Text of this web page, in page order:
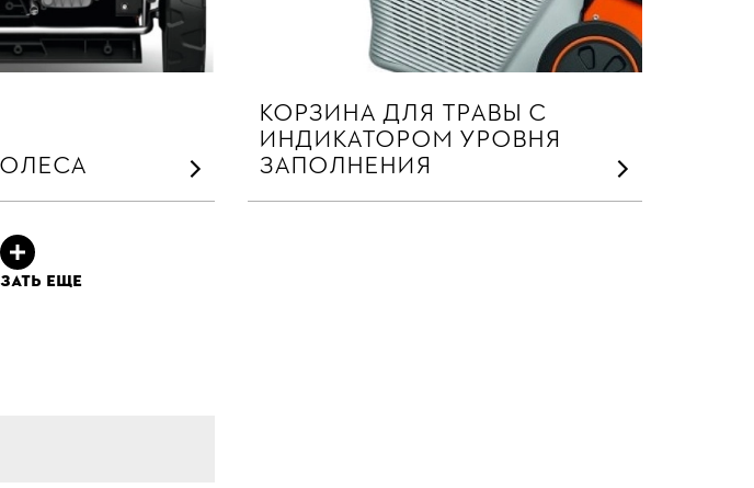
КОРЗИНА ДЛЯ ТРАВЫ С
ИНДИКАТОРОМ УРОВНЯ
ЗАПОЛНЕНИЯ
ЕЩЕ